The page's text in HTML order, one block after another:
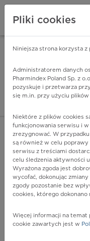
ZALOGUJ
Pliki cookies
Niniejsza strona korzysta z
Administratorem danych
Pharmindex Poland Sp. z
pozyskuje i przetwarza
się m.in. przy użyciu plików
Niektóre z plików cookies
funkcjonowania serwisu i
zrezygnować. W
są również w celu
serwisu z treściami
celu śledzenia aktywności
Wyrażona zgoda jest
wycofać, dokonując
zgody pozostanie bez
cookies, którego
Więcej informacji na temat
cookie zawartych jest w
ZA DARMO -